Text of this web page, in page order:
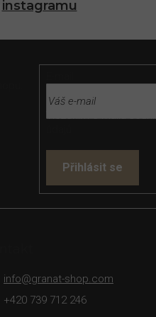
instagramu
Vložením e-mailu
Přihlásit se
info@granat-shop.com
+420 739 712 246